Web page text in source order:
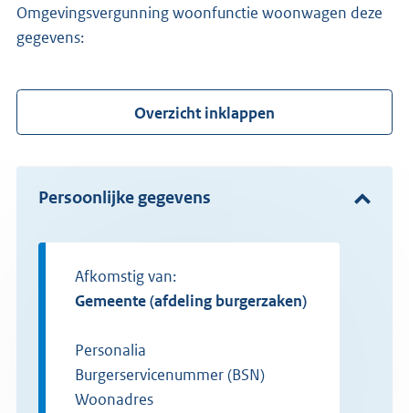
Omgevingsvergunning woonfunctie woonwagen deze
gegevens:
Overzicht inklappen
Persoonlijke gegevens
Afkomstig van:
gemeente (afdeling burgerzaken)
Personalia
Burgerservicenummer (BSN)
Woonadres